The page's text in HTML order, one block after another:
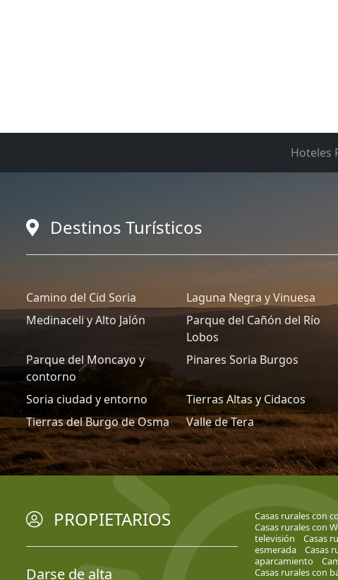
Hoteles
Destinos Turísticos
Camino del Cid Soria
Laguna Negra y Vinuesa
Medinaceli y Alto Jalón
Parque del Cañón del Río
Lobos
Parque del Moncayo y
contorno
Pinares Soria Burgos
Soria ciudad y entorno
Tierras Altas y Cidacos
Tierras del Burgo de Osma
Valle de Tera
PROPIETARIOS
Darse de alta
Casas rurales con
Casas rurales con
televisión
Casas
esmerada
Casas
aparcamiento
Casas rurales con